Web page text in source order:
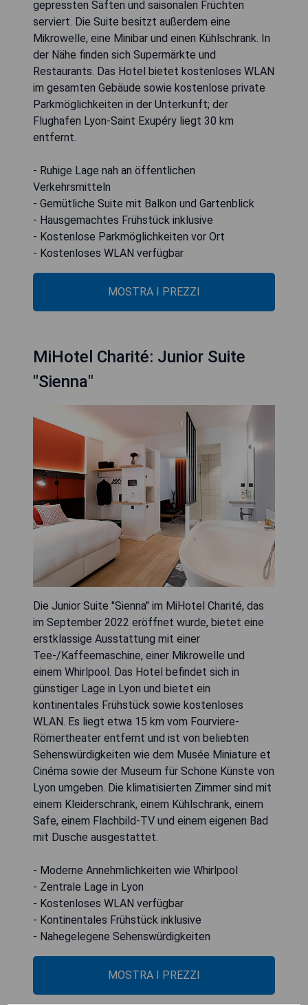
gepressten Säften und saisonalen Früchten
serviert. Die Suite besitzt außerdem eine
Mikrowelle, eine Minibar und einen Kühlschrank. In
der Nähe finden sich Supermärkte und
Restaurants. Das Hotel bietet kostenloses WLAN
im gesamten Gebäude sowie kostenlose private
Parkmöglichkeiten in der Unterkunft; der
Flughafen Lyon-Saint Exupéry liegt 30 km
entfernt.
- Ruhige Lage nah an öffentlichen
Verkehrsmitteln
- Gemütliche Suite mit Balkon und Gartenblick
- Hausgemachtes Frühstück inklusive
- Kostenlose Parkmöglichkeiten vor Ort
- Kostenloses WLAN verfügbar
MOSTRA I PREZZI
MiHotel Charité: Junior Suite
"Sienna"
Die Junior Suite "Sienna" im MiHotel Charité, das
im September 2022 eröffnet wurde, bietet eine
erstklassige Ausstattung mit einer
Tee-/Kaffeemaschine, einer Mikrowelle und
einem Whirlpool. Das Hotel befindet sich in
günstiger Lage in Lyon und bietet ein
kontinentales Frühstück sowie kostenloses
WLAN. Es liegt etwa 15 km vom Fourviere-
Römertheater entfernt und ist von beliebten
Sehenswürdigkeiten wie dem Musée Miniature et
Cinéma sowie der Museum für Schöne Künste von
Lyon umgeben. Die klimatisierten Zimmer sind mit
einem Kleiderschrank, einem Kühlschrank, einem
Safe, einem Flachbild-TV und einem eigenen Bad
mit Dusche ausgestattet.
- Moderne Annehmlichkeiten wie Whirlpool
- Zentrale Lage in Lyon
- Kostenloses WLAN verfügbar
- Kontinentales Frühstück inklusive
- Nahegelegene Sehenswürdigkeiten
MOSTRA I PREZZI